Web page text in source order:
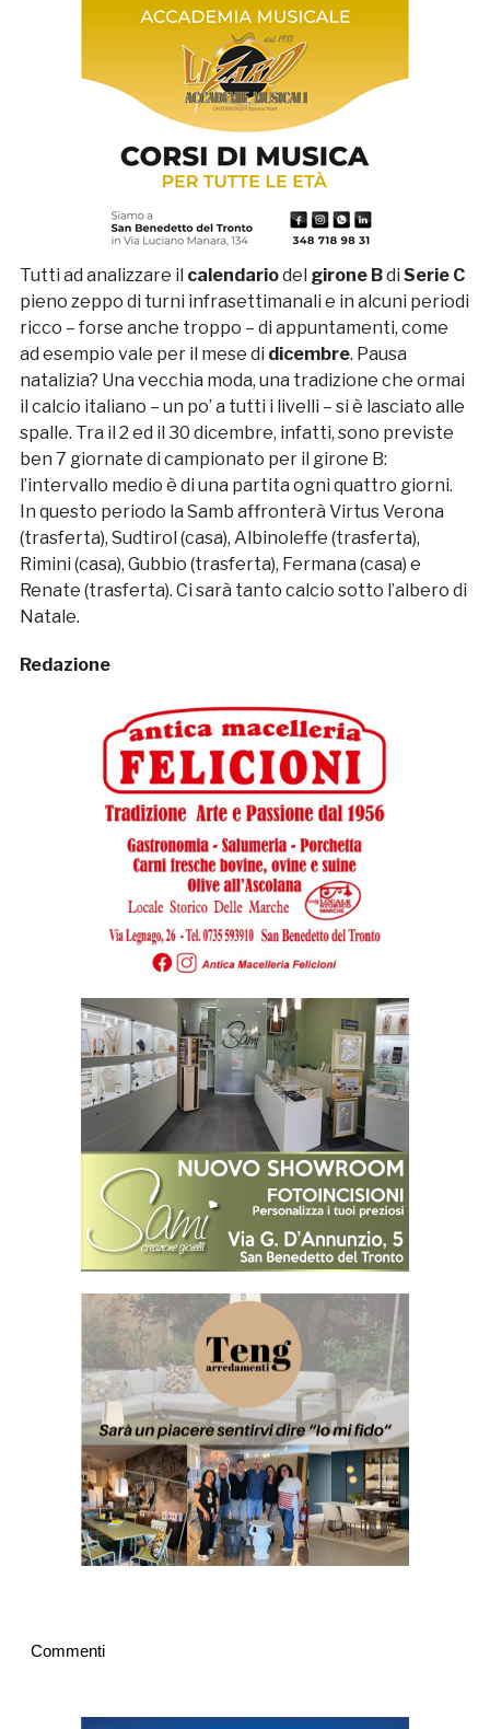
Tutti ad analizzare il calendariodel girone Bdi Serie C
pieno zeppo di turni infrasettimanali e in alcuni periodi
ricco – forse anche troppo – di appuntamenti, come
ad esempio vale per il mese di dicembre. Pausa
natalizia? Una vecchia moda, una tradizione che ormai
il calcio italiano – un po’ a tutti i livelli – si è lasciato alle
spalle. Tra il 2 ed il 30 dicembre, infatti, sono previste
ben 7 giornate di campionato per il girone B:
l’intervallo medio è di una partita ogni quattro giorni.
In questo periodo la Samb affronterà Virtus Verona
(trasferta), Sudtirol (casa), Albinoleffe (trasferta),
Rimini (casa), Gubbio (trasferta), Fermana (casa) e
Renate (trasferta). Ci sarà tanto calcio sotto l’albero di
Natale.
Redazione
Commenti